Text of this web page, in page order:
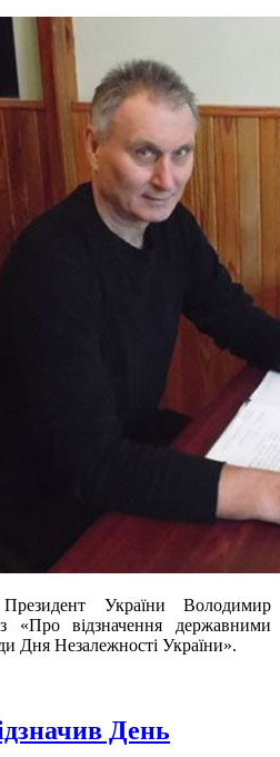
України Володимир
«Про відзначення державними
Дня Незалежності України».
День